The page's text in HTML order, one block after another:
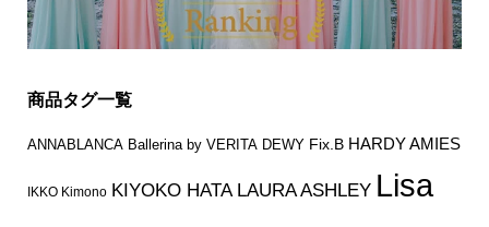
商品タグ一覧
ANNABLANCA Ballerina by VERITA DEWY Fix.B HARDY AMIES
IKKO Kimono KIYOKO HATA LAURA ASHLEY Lisa